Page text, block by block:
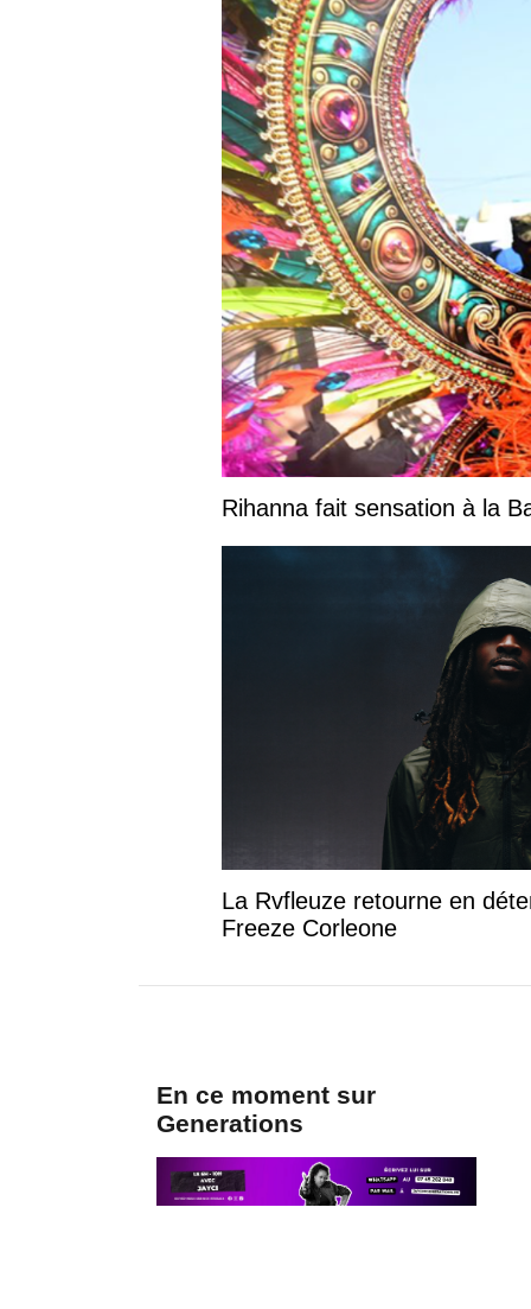
Rihanna fait sensation à la
La Rvfleuze retourne en
Freeze Corleone
En ce moment sur
Generations